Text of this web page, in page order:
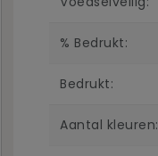
% Bedrukt:
Bedrukt:
Aantal kleuren: